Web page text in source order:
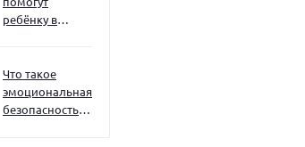
ребёнку в
их уже сейчас
Что такое
эмоциональная
безопасность